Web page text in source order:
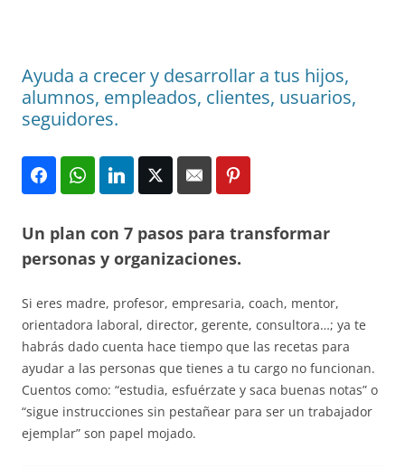
Ayuda a crecer y desarrollar a tus hijos,
alumnos, empleados, clientes, usuarios,
seguidores.
Un plan con 7 pasos para transformar
personas y organizaciones.
Si eres madre, profesor, empresaria, coach, mentor,
orientadora laboral, director, gerente, consultora…; ya te
habrás dado cuenta hace tiempo que las recetas para
ayudar a las personas que tienes a tu cargo no funcionan.
Cuentos como: “estudia, esfuérzate y saca buenas notas” o
“sigue instrucciones sin pestañear para ser un trabajador
ejemplar” son papel mojado.